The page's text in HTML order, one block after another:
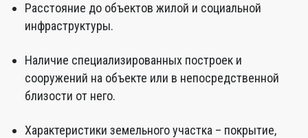
Расстояние до объектов жилой и социальной
инфраструктуры.
Наличие специализированных построек и
сооружений на объекте или в непосредственной
близости от него.
Характеристики земельного участка – покрытие,